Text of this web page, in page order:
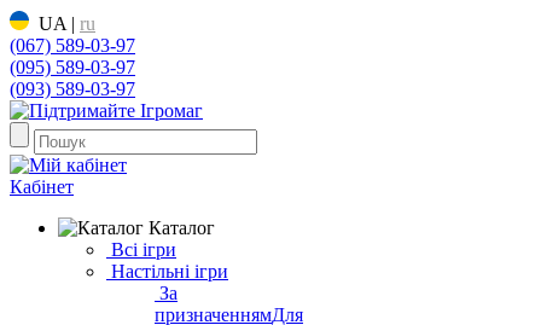
UA | ru
(067) 589-03-97
(095) 589-03-97
(093) 589-03-97
Кабінет
Каталог
Всі ігри
Настільні ігри
За
призначеннямДля